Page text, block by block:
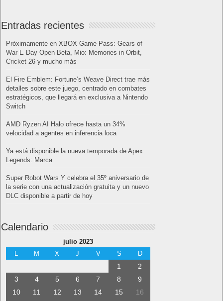
Entradas recientes
Próximamente en XBOX Game Pass: Gears of
War E-Day Open Beta, Mio: Memories in Orbit,
Cricket 26 y mucho más
El Fire Emblem: Fortune’s Weave Direct trae más
detalles sobre este juego, centrado en combates
estratégicos, que llegará en exclusiva a Nintendo
Switch
AMD Ryzen AI Halo ofrece hasta un 34%
velocidad a agentes en inferencia loca
Ya está disponible la nueva temporada de Apex
Legends: Marca
Super Robot Wars Y celebra el 35º aniversario de
la serie con una actualización gratuita y un nuevo
DLC disponible a partir de hoy
Calendario
julio 2023
L
M X J V S D
1
2
3
4 5 6 7 8
9
10
11 12 13 14 15 16